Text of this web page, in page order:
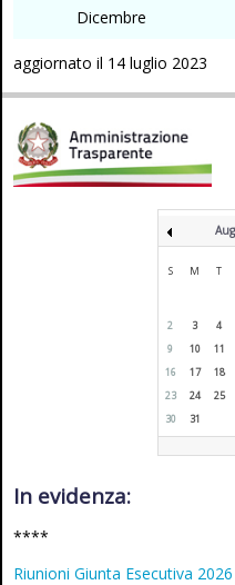
Dicembre
aggiornato il 14 luglio 2023
S M T
2
3 4
9
10 11
16
17 18
23
24 25
30
31
In evidenza:
****
Riunioni Giunta Esecutiva 2026